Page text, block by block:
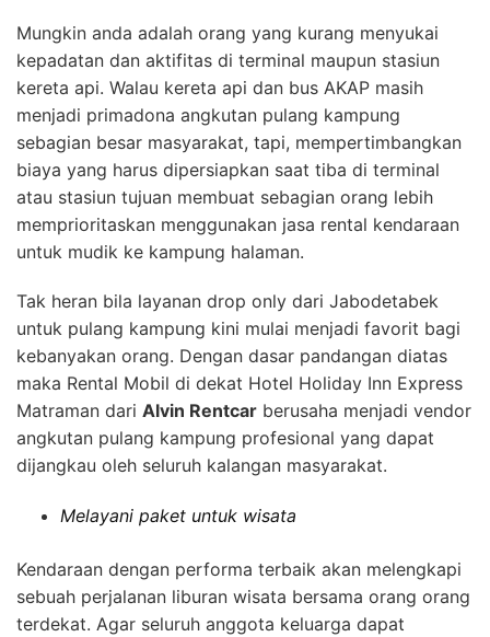
Mungkin anda adalah orang yang kurang menyukai
kepadatan dan aktifitas di terminal maupun stasiun
kereta api. Walau kereta api dan bus AKAP masih
menjadi primadona angkutan pulang kampung
sebagian besar masyarakat, tapi, mempertimbangkan
biaya yang harus dipersiapkan saat tiba di terminal
atau stasiun tujuan membuat sebagian orang lebih
memprioritaskan menggunakan jasa rental kendaraan
untuk mudik ke kampung halaman.
Tak heran bila layanan drop only dari Jabodetabek
untuk pulang kampung kini mulai menjadi favorit bagi
kebanyakan orang. Dengan dasar pandangan diatas
maka Rental Mobil di dekat Hotel Holiday Inn Express
Matraman dari Alvin Rentcar berusaha menjadi vendor
angkutan pulang kampung profesional yang dapat
dijangkau oleh seluruh kalangan masyarakat.
Melayani paket untuk wisata
Kendaraan dengan performa terbaik akan melengkapi
sebuah perjalanan liburan wisata bersama orang orang
terdekat. Agar seluruh anggota keluarga dapat